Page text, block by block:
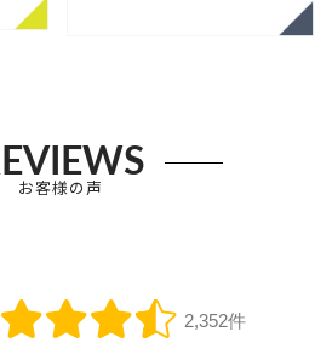
お客様の声
2,352件